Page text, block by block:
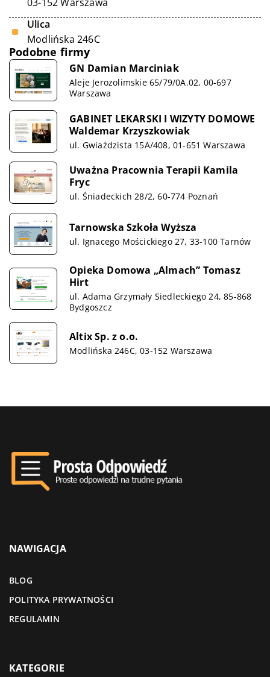
Ulica
Modlińska 246C
Podobne firmy
GN Damian Marciniak
Aleje Jerozolimskie 65/79/0A.02, 00-697
Warszawa
GABINET LEKARSKI I WIZYTY DOMOWE
Waldemar Krzyszkowiak
ul. Gwiaździsta 15A/408, 01-651 Warszawa
Uważna Pracownia Terapii Kamila
Fryc
ul. Śniadeckich 28/2, 60-774 Poznań
Tarnowska Szkoła Wyższa
ul. Ignacego Mościckiego 27, 33-100 Tarnów
Opieka Domowa „Almach” Tomasz
Hirt
ul. Adama Grzymały Siedleckiego 24, 85-868
Bydgoszcz
Altix Sp. z o.o.
Modlińska 246C, 03-152 Warszawa
NAWIGACJA
BLOG
POLITYKA PRYWATNOŚCI
REGULAMIN
KATEGORIE